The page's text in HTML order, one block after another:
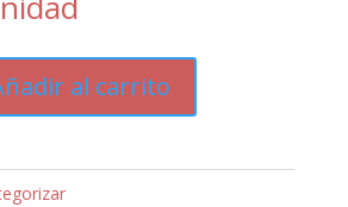
al carrito